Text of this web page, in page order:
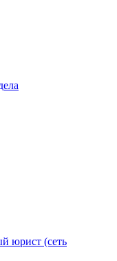
юрист (сеть